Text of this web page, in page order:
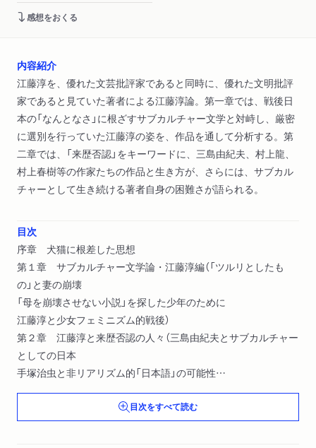
感想をおくる
内容紹介
江藤淳を、優れた文芸批評家であると同時に、優れた文明批評
家であると見ていた著者による江藤淳論。第一章では、戦後日
本の「なんとなさ」に根ざすサブカルチャー文学と対峙し、厳密
に選別を行っていた江藤淳の姿を、作品を通して分析する。第
二章では、「来歴否認」をキーワードに、三島由紀夫、村上龍、
村上春樹等の作家たちの作品と生き方が、さらには、サブカル
チャーとして生き続ける著者自身の困難さが語られる。
目次
序章 犬猫に根差した思想
第１章 サブカルチャー文学論・江藤淳編（「ツルリとしたも
の」と妻の崩壊
「母を崩壊させない小説」を探した少年のために
江藤淳と少女フェミニズム的戦後）
第２章 江藤淳と来歴否認の人々（三島由紀夫とサブカルチャー
としての日本
手塚治虫と非リアリズム的「日本語」の可能性
江藤淳と来歴否認の人々
柳田国男と「家」への忸怩
村上春樹と村上龍の「私」語りをめぐって）
目次をすべて読む